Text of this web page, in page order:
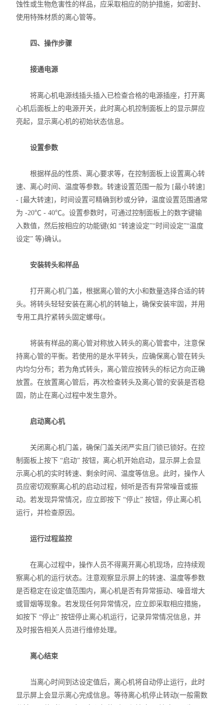
蚀性或生物危害性的样品，应采取相应的防护措施，如密封、
使用特殊材质的离心管等。
四、操作步骤
接通电源
将离心机电源线插头插入已检查合格的电源插座，打开离
心机后面板上的电源开关，此时离心机控制面板上的显示屏应
亮起，显示离心机的初始状态信息。
设置参数
根据样品的性质、离心要求等，在控制面板上设置离心转
速、离心时间、温度等参数。转速设置范围一般为 [最小转速]
- [最大转速]，时间设置可精确到秒或分钟，温度设置范围通常
为 -20℃ - 40℃。设置参数时，可通过控制面板上的数字键输
入数值，然后按相应的功能键(如 “转速设定”“时间设定”“温度
设定” 等)确认。
安装转头和样品
打开离心机门盖，根据离心管的大小和数量选择合适的转
头。将转头轻轻安装在离心机的转轴上，确保安装牢固，并用
专用工具拧紧转头固定螺母(。
将装有样品的离心管对称放入转头的离心管套中，注意保
持离心管的平衡。若使用的是水平转头，应确保离心管在转头
内均匀分布；若为角式转头，离心管应按转头的标记方向正确
放置。在放置离心管后，再次检查转头及离心管的安装是否稳
固，防止在离心过程中发生意外。
启动离心机
关闭离心机门盖，确保门盖关闭严实且门锁已锁好。在控
制面板上按下 “启动” 按钮，离心机开始启动，显示屏上会显
示离心机的实时转速、剩余时间、温度等信息。此时，操作人
员应密切观察离心机的启动过程，倾听是否有异常噪音或振
动。若发现异常情况，应立即按下 “停止” 按钮，停止离心机
运行，并检查原因。
运行过程监控
在离心过程中，操作人员不得离开离心机现场，应持续观
察离心机的运行状态。注意观察显示屏上的转速、温度等参数
是否稳定在设定值范围内，离心机是否有异常振动、噪音增大
或冒烟等现象。若发现任何异常情况，应立即采取相应措施，
如按下 “停止” 按钮停止离心机运行，记录异常情况信息，并
及时报告相关人员进行维修处理。
离心结束
当离心时间到达设定值后，离心机将自动停止运行，此时
显示屏上会显示离心完成信息。等待离心机停止转动(一般需数